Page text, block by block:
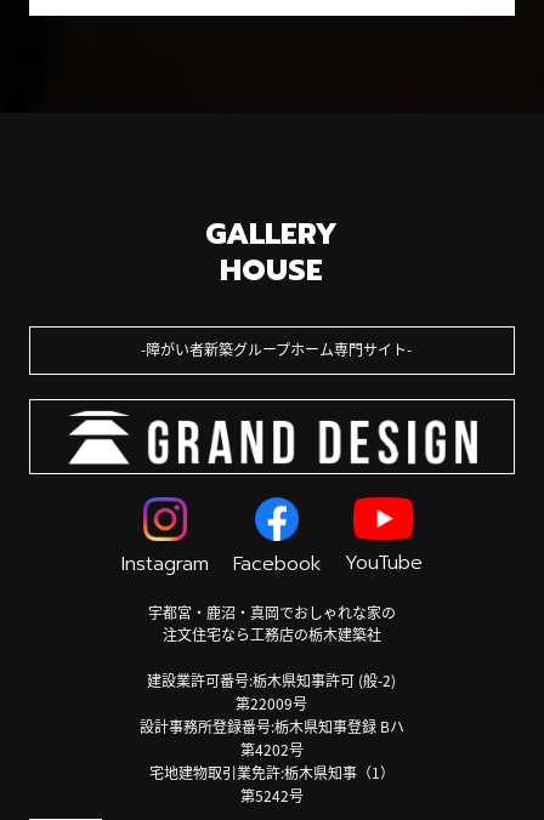
GALLERY
HOUSE
障がい者新築グループホーム専門サイト
Instagram Facebook YouTube
宇都宮・鹿沼・真岡でおしゃれな家の
注文住宅なら工務店の栃木建築社
建設業許可番号:栃木県知事許可 (般-2)
第22009号
設計事務所登録番号:栃木県知事登録 Bハ
第4202号
宅地建物取引業免許:栃木県知事（1）
第5242号